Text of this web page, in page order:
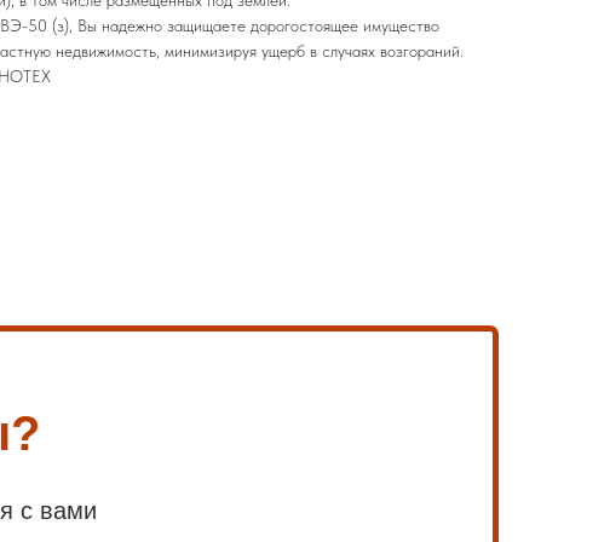
50 (з), Вы надежно защищаете дорогостоящее имущество
недвижимость, минимизируя ущерб в случаях возгораний.
с вами